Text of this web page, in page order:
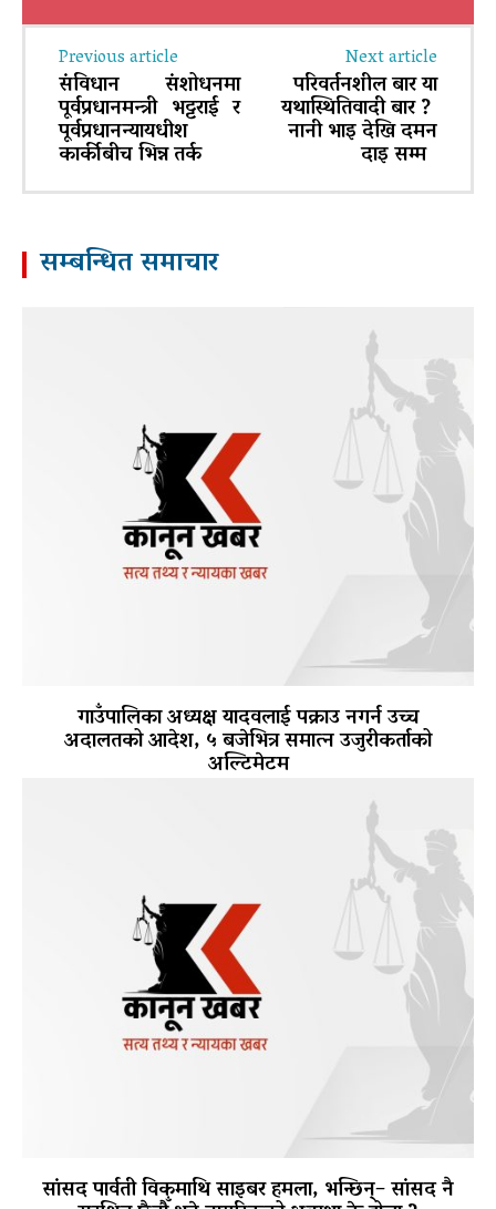
Previous article
संविधान संशोधनमा
पूर्वप्रधानमन्त्री भट्टराई र
पूर्वप्रधानन्यायधीश
कार्कीबीच भिन्न तर्क
Next article
परिवर्तनशील बार या
यथास्थितिवादी बार ?
नानी भाइ देखि दमन
दाइ सम्म
सम्बन्धित समाचार
गाउँपालिका अध्यक्ष यादवलाई पक्राउ नगर्न उच्च
अदालतको आदेश, ५ बजेभित्र समात्न उजुरीकर्ताको
अल्टिमेटम
सांसद पार्वती विकमाथि साइबर हमला, भन्छिन्– सांसद नै